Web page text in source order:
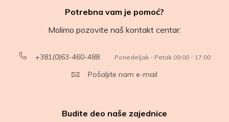
Potrebna vam je pomoć?
Molimo pozovite naš kontakt centar:
+381(0)63-460-488 Ponedeljak - Petak 09:00 - 17:00
Pošaljite nam e-mail
Budite deo naše zajednice